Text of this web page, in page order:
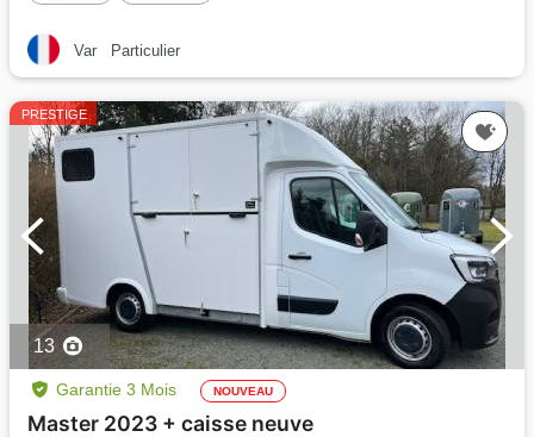
Var Particulier
PRESTIGE
13
Garantie 3 Mois NOUVEAU
Master 2023 + caisse neuve